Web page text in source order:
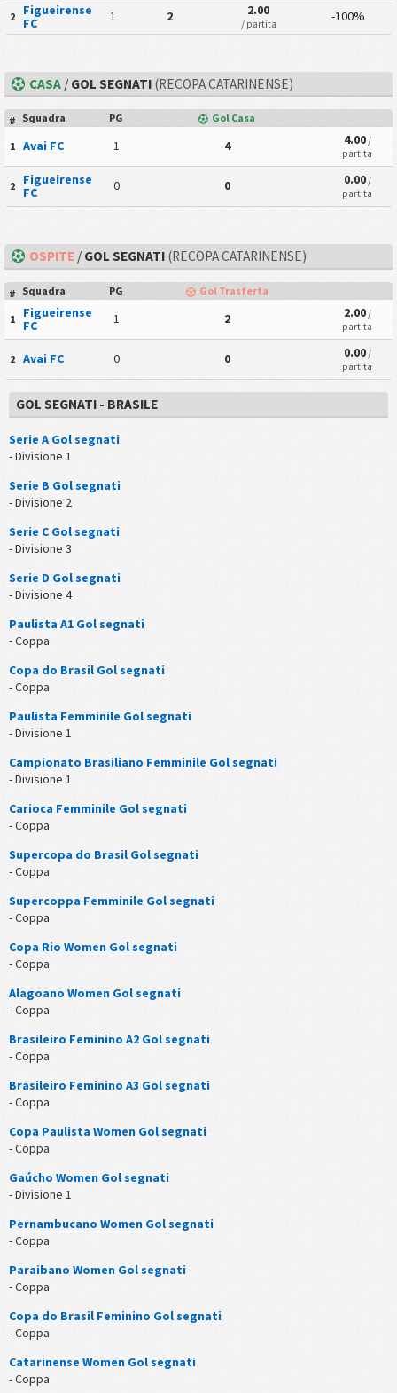
2
Figueirense
FC
1 2 2.00
/ partita -100%
CASA /GOL SEGNATI(RECOPA CATARINENSE)
# Squadra PG Gol Casa
1 Avai FC 1 4 4.00/
partita
2
Figueirense
FC
0 0 0.00/
partita
OSPITE /GOL SEGNATI(RECOPA CATARINENSE)
# Squadra PG Gol Trasferta
1
Figueirense
FC
1 2 2.00/
partita
2 Avai FC 0 0 0.00/
partita
GOL SEGNATI - BRASILE
Serie A Gol segnati
- Divisione 1
Serie B Gol segnati
- Divisione 2
Serie C Gol segnati
- Divisione 3
Serie D Gol segnati
- Divisione 4
Paulista A1 Gol segnati
- Coppa
Copa do Brasil Gol segnati
- Coppa
Paulista Femminile Gol segnati
- Divisione 1
Campionato Brasiliano Femminile Gol segnati
- Divisione 1
Carioca Femminile Gol segnati
- Coppa
Supercopa do Brasil Gol segnati
- Coppa
Supercoppa Femminile Gol segnati
- Coppa
Copa Rio Women Gol segnati
- Coppa
Alagoano Women Gol segnati
- Coppa
Brasileiro Feminino A2 Gol segnati
- Coppa
Brasileiro Feminino A3 Gol segnati
- Coppa
Copa Paulista Women Gol segnati
- Coppa
Gaúcho Women Gol segnati
- Divisione 1
Pernambucano Women Gol segnati
- Coppa
Paraibano Women Gol segnati
- Coppa
Copa do Brasil Feminino Gol segnati
- Coppa
Catarinense Women Gol segnati
- Coppa